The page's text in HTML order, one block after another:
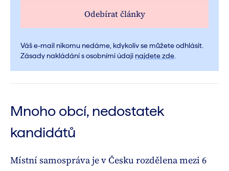
Odebírat články
Váš e-mail nikomu nedáme, kdykoliv se můžete odhlásit.
Zásady nakládání s osobními údaji najdete zde
Mnoho obcí, nedostatek
kandidátů
Místní samospráva je v Česku rozdělena mezi 6